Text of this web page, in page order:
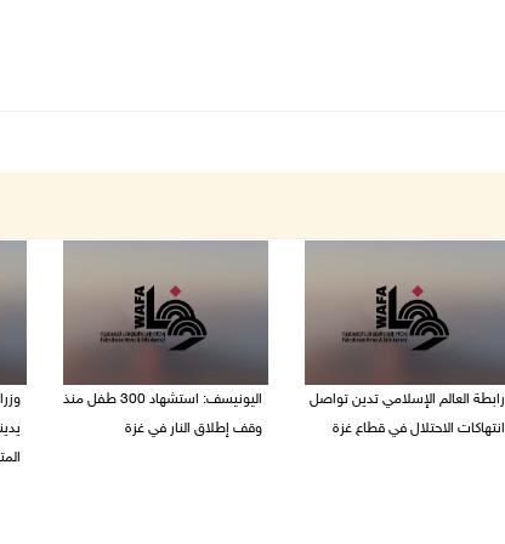
رابطة العالم الإسلامي تدين تواصل
انتهاكات الاحتلال في قطاع غزة
اليونيسف: استشهاد 300 طفل منذ
وقف إطلاق النار في غزة